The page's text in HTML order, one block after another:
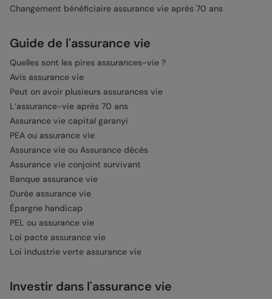
Changement bénéficiaire assurance vie après 70 ans
Guide de l'assurance vie
Quelles sont les pires assurances-vie ?
Avis assurance vie
Peut on avoir plusieurs assurances vie
L’assurance-vie après 70 ans
Assurance vie capital garanyi
PEA ou assurance vie
Assurance vie ou Assurance décès
Assurance vie conjoint survivant
Banque assurance vie
Durée assurance vie
Épargne handicap
PEL ou assurance vie
Loi pacte assurance vie
Loi industrie verte assurance vie
Investir dans l'assurance vie